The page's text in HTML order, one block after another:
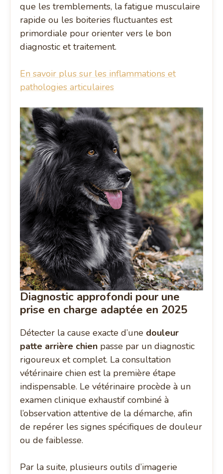
que les tremblements, la fatigue musculaire
rapide ou les boiteries fluctuantes est
primordiale pour orienter vers le bon
diagnostic et traitement.
En savoir plus sur les inflammations et
pathologies articulaires
Diagnostic approfondi pour une
prise en charge adaptée en 2025
Détecter la cause exacte d’une douleur
patte arrière chien passe par un diagnostic
rigoureux et complet. La consultation
vétérinaire chien est la première étape
indispensable. Le vétérinaire procède à un
examen clinique exhaustif combiné à
l’observation attentive de la démarche, afin
de repérer les signes spécifiques de douleur
ou de faiblesse.
Par la suite, plusieurs outils d’imagerie